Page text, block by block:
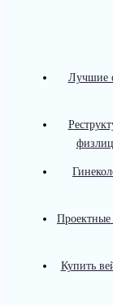
Лучшие
Купить